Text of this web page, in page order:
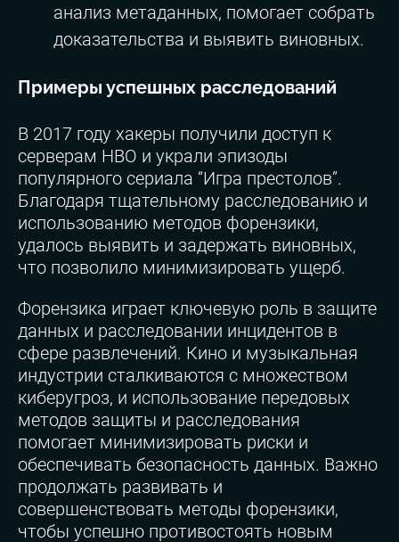
анализ метаданных, помогает собрать
доказательства и выявить виновных.
Примеры успешных расследований
В 2017 году хакеры получили доступ к
серверам HBO и украли эпизоды
популярного сериала “Игра престолов”.
Благодаря тщательному расследованию и
использованию методов форензики,
удалось выявить и задержать виновных,
что позволило минимизировать ущерб.
Форензика играет ключевую роль в защите
данных и расследовании инцидентов в
сфере развлечений. Кино и музыкальная
индустрии сталкиваются с множеством
киберугроз, и использование передовых
методов защиты и расследования
помогает минимизировать риски и
обеспечивать безопасность данных. Важно
продолжать развивать и
совершенствовать методы форензики,
чтобы успешно противостоять новым